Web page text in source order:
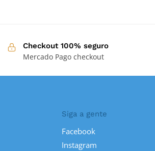
Checkout 100% seguro
Mercado Pago checkout
Siga a gente
Facebook
Instagram